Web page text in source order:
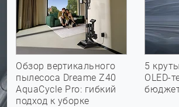
Обзор вертикального
пылесоса Dreame Z40
AquaCycle Pro: гибкий
подход к уборке
5
OLED-